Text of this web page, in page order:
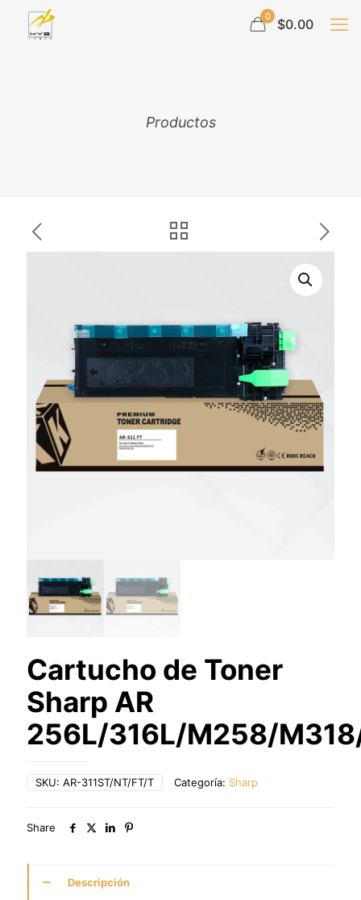
0 $0.00
Productos
Cartucho de Toner
Sharp AR
256L/316L/M258/
SKU: AR-311ST/NT/FT/T Categoría: Sharp
Share
Descripción